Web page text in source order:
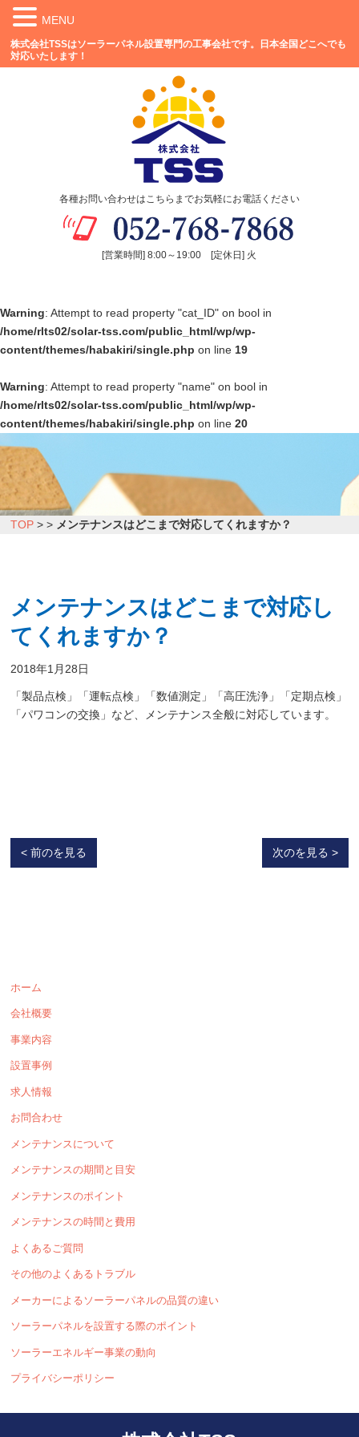
株式会社TSSはソーラーパネル設置専門の工事会社です。日本全国どこへでも
対応いたします！
各種お問い合わせはこちらまでお気軽にお電話ください
[営業時間] 8:00～19:00 [定休日] 火
Warning: Attempt to read property "cat_ID" on bool in
/home/rlts02/solar-tss.com/public_html/wp/wp-
content/themes/habakiri/single.php on line 19
Warning: Attempt to read property "name" on bool in
/home/rlts02/solar-tss.com/public_html/wp/wp-
content/themes/habakiri/single.php on line 20
TOP >> メンテナンスはどこまで対応してくれますか？
メンテナンスはどこまで対応し
てくれますか？
2018年1月28日
「製品点検」「運転点検」「数値測定」「高圧洗浄」「定期点検」
「パワコンの交換」など、メンテナンス全般に対応しています。
< 前のを見る 次のを見る >
ホーム
会社概要
事業内容
設置事例
求人情報
お問合わせ
メンテナンスについて
メンテナンスの期間と目安
メンテナンスのポイント
メンテナンスの時間と費用
よくあるご質問
その他のよくあるトラブル
メーカーによるソーラーパネルの品質の違い
ソーラーパネルを設置する際のポイント
ソーラーエネルギー事業の動向
プライバシーポリシー
MENU